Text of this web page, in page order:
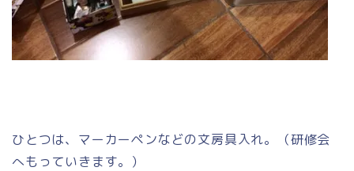
ひとつは、マーカーペンなどの文房具入れ。（研修会
へもっていきます。）